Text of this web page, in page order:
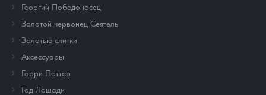
Георгий Победоносец
Золотой червонец Сеятель
Золотые слитки
Аксессуары
Гарри Поттер
Год Лошади